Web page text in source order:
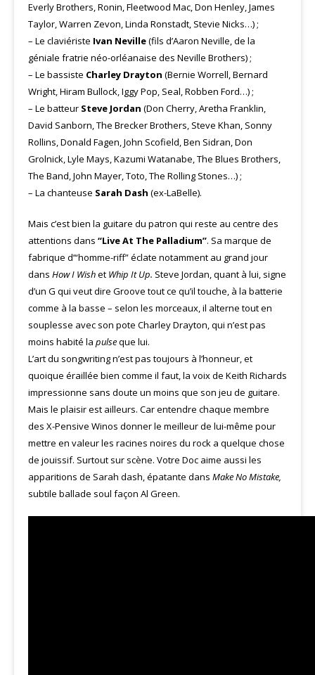
Everly Brothers, Ronin, Fleetwood Mac, Don Henley, James
Taylor, Warren Zevon, Linda Ronstadt, Stevie Nicks…) ;
– Le claviériste Ivan Neville(fils d’Aaron Neville, de la
géniale fratrie néo-orléanaise des Neville Brothers) ;
– Le bassiste Charley Drayton (Bernie Worrell, Bernard
Wright, Hiram Bullock, Iggy Pop, Seal, Robben Ford…) ;
– Le batteur Steve Jordan (Don Cherry, Aretha Franklin,
David Sanborn, The Brecker Brothers, Steve Khan, Sonny
Rollins, Donald Fagen, John Scofield, Ben Sidran, Don
Grolnick, Lyle Mays, Kazumi Watanabe, The Blues Brothers,
The Band, John Mayer, Toto, The Rolling Stones…) ;
– La chanteuse Sarah Dash (ex-LaBelle).
Mais c’est bien la guitare du patron qui reste au centre des
attentions dans “Live At The Palladium”. Sa marque de
fabrique d’“homme-riff” éclate notamment au grand jour
dans How I Wishet Whip It Up. Steve Jordan, quant à lui, signe
d’un G qui veut dire Groove tout ce qu’il touche, à la batterie
comme à la basse – selon les morceaux, il alterne tout en
souplesse avec son pote Charley Drayton, qui n’est pas
moins habité la pulseque lui.
L’art du songwriting n’est pas toujours à l’honneur, et
quoique éraillée bien comme il faut, la voix de Keith Richards
impressionne sans doute un moins que son jeu de guitare.
Mais le plaisir est ailleurs. Car entendre chaque membre
des X-Pensive Winos donner le meilleur de lui-même pour
mettre en valeur les racines noires du rock a quelque chose
de jouissif. Surtout sur scène. Votre Doc aime aussi les
apparitions de Sarah dash, épatante dans Make No Mistake,
subtile ballade soul façon Al Green.